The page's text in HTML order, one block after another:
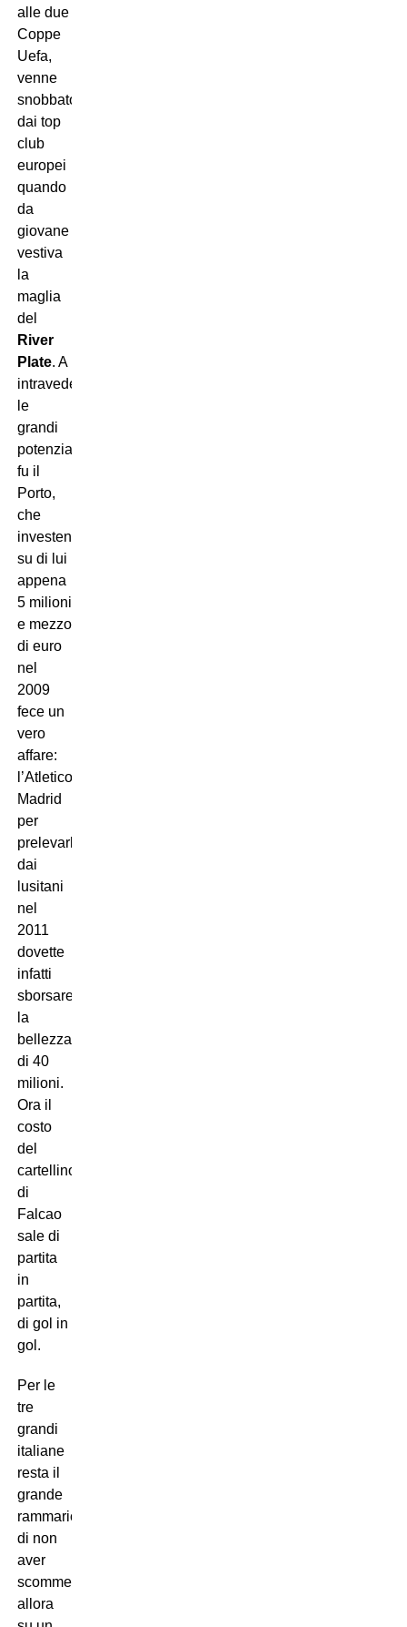
alle due
Coppe
Uefa,
venne
snobbato
dai top
club
europei
quando
da
giovane
vestiva
la
maglia
del
River
Plate. A
intravederne
le
grandi
potenzialità
fu il
Porto,
che
investendo
su di lui
appena
5 milioni
e mezzo
di euro
nel
2009
fece un
vero
affare:
l’Atletico
Madrid
per
prelevarlo
dai
lusitani
nel
2011
dovette
infatti
sborsare
la
bellezza
di 40
milioni.
Ora il
costo
del
cartellino
di
Falcao
sale di
partita
in
partita,
di gol in
gol.
Per le
tre
grandi
italiane
resta il
grande
rammarico
di non
aver
scommesso
allora